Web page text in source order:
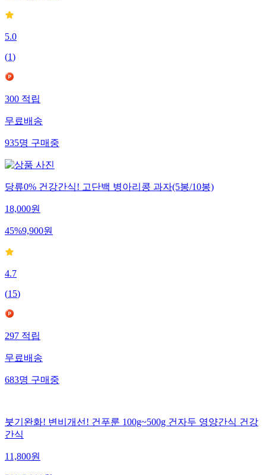
5.0
(1)
300 적립
무료배송
935명 구매중
당류0% 건강간식! 고단백 병아리콩 과자(5봉/10봉)
18,000원
45%9,900원
4.7
(15)
297 적립
무료배송
683명 구매중
붓기완화! 변비개선! 건푸룬 100g~500g 건자두 영양간식 건강
간식
11,800원